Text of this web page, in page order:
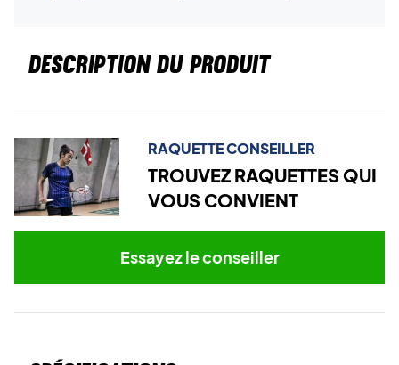
DESCRIPTION DU PRODUIT
RAQUETTE CONSEILLER
TROUVEZ RAQUETTES QUI
VOUS CONVIENT
Essayez le conseiller